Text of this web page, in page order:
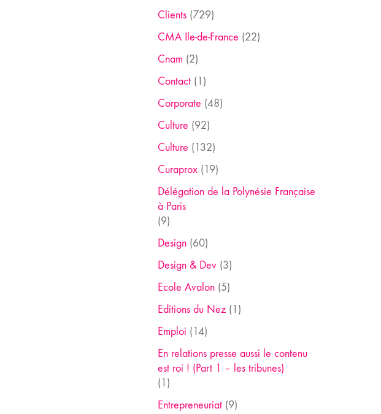
Clients(729)
CMA Ile-de-France (22)
Cnam (2)
Contact(1)
Corporate (48)
Culture (92)
Culture (132)
Curaprox(19)
Délégation de la Polynésie Française
à Paris
(9)
Design(60)
Design & Dev(3)
Ecole Avalon(5)
Editions du Nez(1)
Emploi (14)
En relations presse aussi le contenu
est roi ! (Part 1 – les tribunes)
(1)
Entrepreneuriat(9)